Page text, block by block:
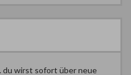
du wirst sofort über neue